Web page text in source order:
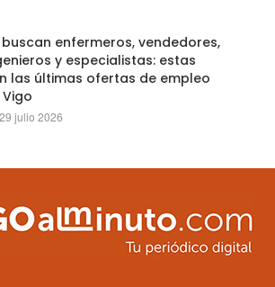
buscan enfermeros, vendedores,
y especialistas: estas
las últimas ofertas de empleo
Vigo
Posted
29 julio 2026